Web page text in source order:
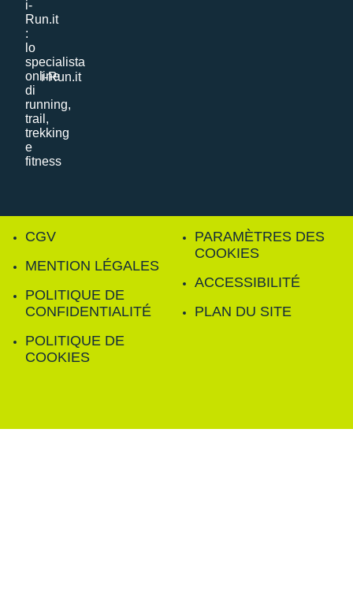
i-Run.it
CGV
MENTION LÉGALES
POLITIQUE DE
CONFIDENTIALITÉ
POLITIQUE DE
COOKIES
PARAMÈTRES DES
COOKIES
ACCESSIBILITÉ
PLAN DU SITE